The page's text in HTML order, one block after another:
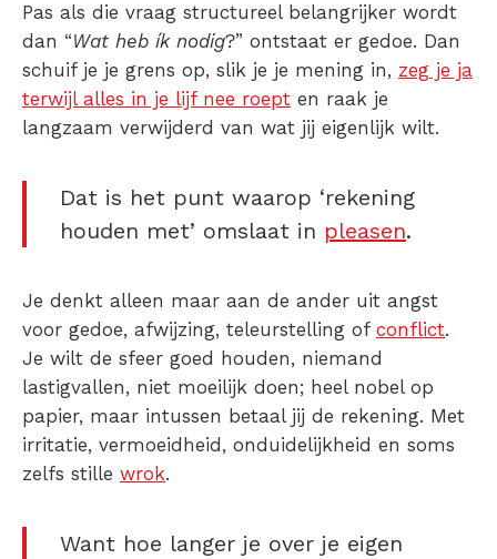
Pas als die vraag structureel belangrijker wordt
dan “Wat heb ík nodig?” ontstaat er gedoe. Dan
schuif je je grens op, slik je je mening in, zeg je ja
terwijl alles in je lijf nee roept en raak je
langzaam verwijderd van wat jij eigenlijk wilt.
Dat is het punt waarop ‘rekening
houden met’ omslaat in pleasen.
Je denkt alleen maar aan de ander uit angst
voor gedoe, afwijzing, teleurstelling of conflict.
Je wilt de sfeer goed houden, niemand
lastigvallen, niet moeilijk doen; heel nobel op
papier, maar intussen betaal jij de rekening. Met
irritatie, vermoeidheid, onduidelijkheid en soms
zelfs stille wrok.
Want hoe langer je over je eigen